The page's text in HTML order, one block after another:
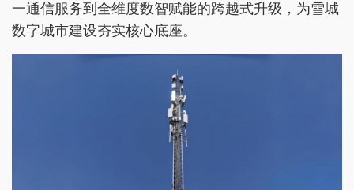
一通信服务到全维度数智赋能的跨越式升级，为雪城
数字城市建设夯实核心底座。